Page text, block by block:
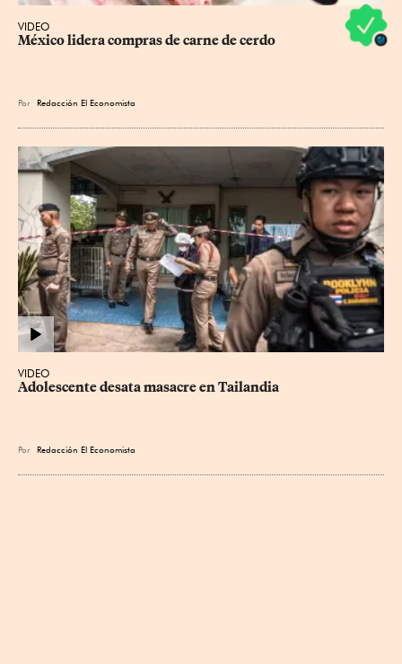
VIDEO
México lidera compras de carne de cerdo
Por Redacción El Economista
VIDEO
Adolescente desata masacre en Tailandia
Por Redacción El Economista